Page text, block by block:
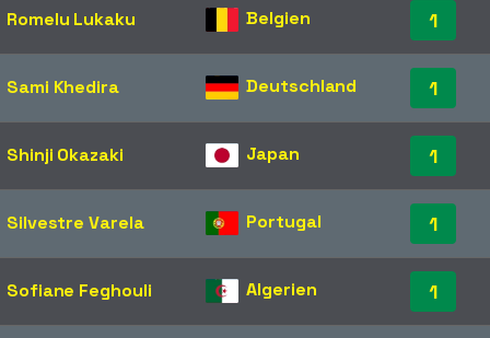
Romelu Lukaku Belgien 1
Sami Khedira Deutschland 1
Shinji Okazaki Japan 1
Silvestre Varela Portugal 1
Sofiane Feghouli Algerien 1